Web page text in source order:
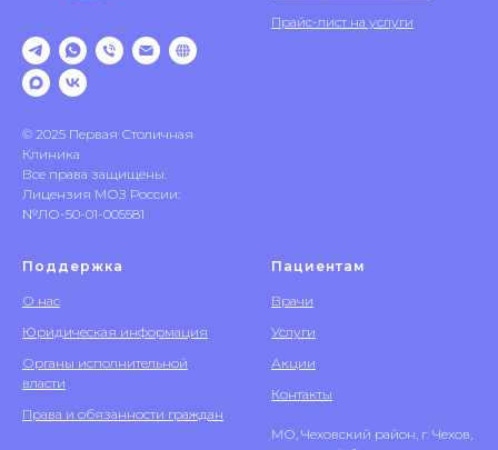
© 2025 Первая Столичная
Клиника
Все права защищены.
Лицензия МОЗ России:
№ЛО-50-01-005581
Прайс-лист на услуги
Поддержка
О нас
Юридическая информация
Органы исполнительной
власти
Права и обязанности граждан
Пациентам
Врачи
Услуги
Акции
Контакты
МО, Чеховский район, г. Чехов,